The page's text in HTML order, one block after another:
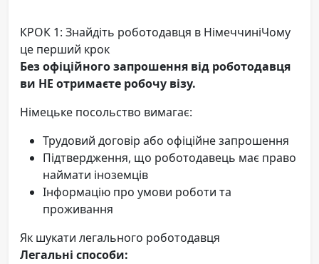
КРОК 1: Знайдіть роботодавця в НімеччиніЧому
це перший крок
Без офіційного запрошення від роботодавця
ви НЕ отримаєте робочу візу.
Німецьке посольство вимагає:
Трудовий договір або офіційне запрошення
Підтвердження, що роботодавець має право
наймати іноземців
Інформацію про умови роботи та
проживання
Як шукати легального роботодавця
Легальні способи: